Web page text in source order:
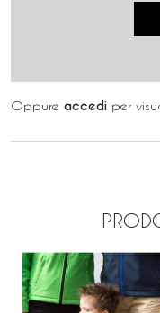
Oppure accedi per